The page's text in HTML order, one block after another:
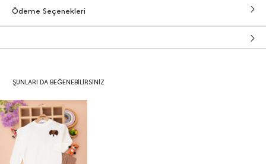
Ödeme Seçenekleri
ŞUNLARI DA BEĞENEBILIRSINIZ